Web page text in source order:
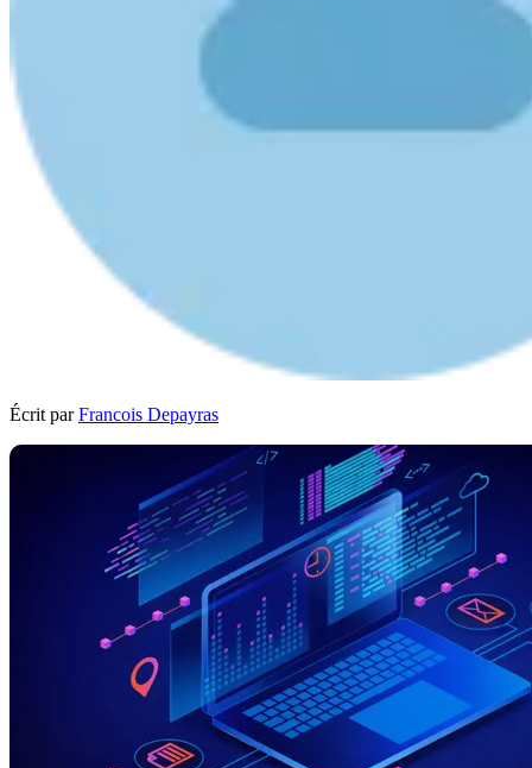
Écrit par Francois Depayras